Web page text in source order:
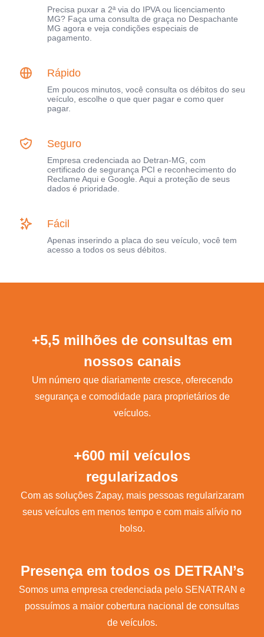
Precisa puxar a 2ª via do IPVA ou licenciamento
MG? Faça uma consulta de graça no Despachante
MG agora e veja condições especiais de
pagamento.
Rápido
Em poucos minutos, você consulta os débitos do seu
veículo, escolhe o que quer pagar e como quer
pagar.
Seguro
Empresa credenciada ao Detran-MG, com
certificado de segurança PCI e reconhecimento do
Reclame Aqui e Google. Aqui a proteção de seus
dados é prioridade.
Fácil
Apenas inserindo a placa do seu veículo, você tem
acesso a todos os seus débitos.
+5,5 milhões de consultas em
nossos canais
Um número que diariamente cresce, oferecendo
segurança e comodidade para proprietários de
veículos.
+600 mil veículos
regularizados
Com as soluções Zapay, mais pessoas regularizaram
seus veículos em menos tempo e com mais alívio no
bolso.
Presença em todos os DETRAN’s
Somos uma empresa credenciada pelo SENATRAN e
possuímos a maior cobertura nacional de consultas
de veículos.